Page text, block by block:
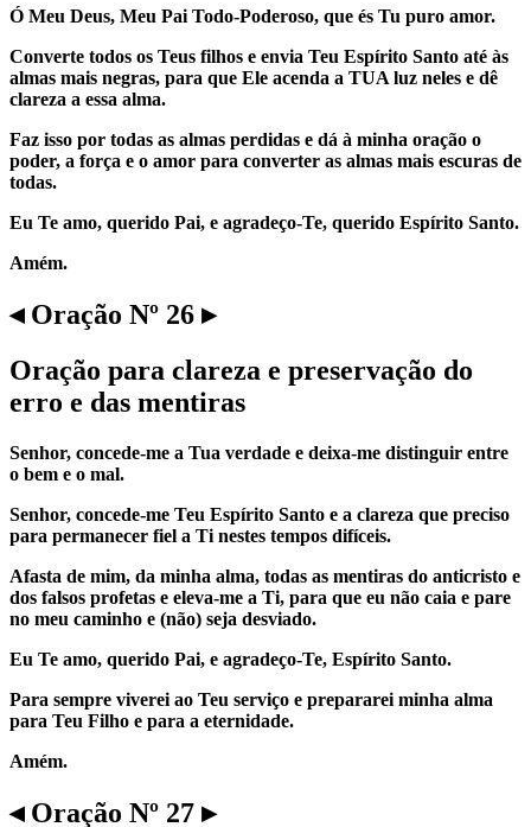
Ó Meu Deus, Meu Pai Todo-Poderoso, que és Tu puro amor.
Converte todos os Teus filhos e envia Teu Espírito Santo até às
almas mais negras, para que Ele acenda a TUA luz neles e dê
clareza a essa alma.
Faz isso por todas as almas perdidas e dá à minha oração o
poder, a força e o amor para converter as almas mais escuras de
todas.
Eu Te amo, querido Pai, e agradeço-Te, querido Espírito Santo.
Amém.
◂ Oração Nº 26 ▸
Oração para clareza e preservação do
erro e das mentiras
Senhor, concede-me a Tua verdade e deixa-me distinguir entre
o bem e o mal.
Senhor, concede-me Teu Espírito Santo e a clareza que preciso
para permanecer fiel a Ti nestes tempos difíceis.
Afasta de mim, da minha alma, todas as mentiras do anticristo e
dos falsos profetas e eleva-me a Ti, para que eu não caia e pare
no meu caminho e (não) seja desviado.
Eu Te amo, querido Pai, e agradeço-Te, Espírito Santo.
Para sempre viverei ao Teu serviço e prepararei minha alma
para Teu Filho e para a eternidade.
Amém.
◂ Oração Nº 27 ▸